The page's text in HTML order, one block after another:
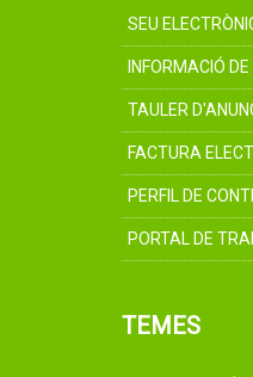
SEU
INFORMACIÓ
TAULER
FACTURA
PERFIL DE
PORTAL DE
TEMES